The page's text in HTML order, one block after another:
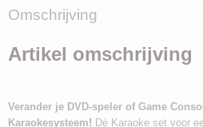
Productcode
903194
8711539031947
Omschrijving
Artikel omschrijving
Verander je DVD-speler of Game
Karaokesysteem! Dé Karaoke set voor